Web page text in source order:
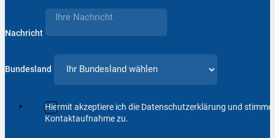
Nachricht
Bundesland
Hiermit akzeptiere ich die Datenschutzerklärung und
Kontaktaufnahme zu.